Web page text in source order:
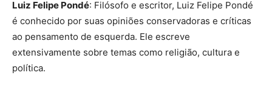
Luiz Felipe Pondé: Filósofo e escritor, Luiz Felipe Pondé
é conhecido por suas opiniões conservadoras e críticas
ao pensamento de esquerda. Ele escreve
extensivamente sobre temas como religião, cultura e
política.